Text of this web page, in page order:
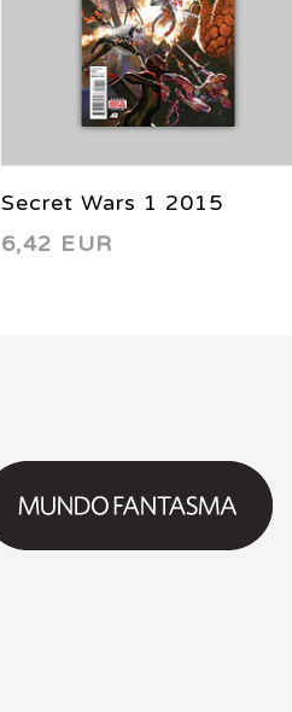
Secret Wars 1 2015
6,42 EUR